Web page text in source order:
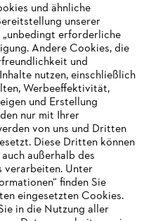
und ähnliche
unserer
erforderliche
Andere Cookies, die
und
nutzen, einschließlich
Werbeeffektivität,
und Erstellung
nur mit Ihrer
von uns und Dritten
Diese Dritten können
außerhalb des
verarbeiten. Unter
finden Sie
eingesetzten Cookies.
in die Nutzung aller